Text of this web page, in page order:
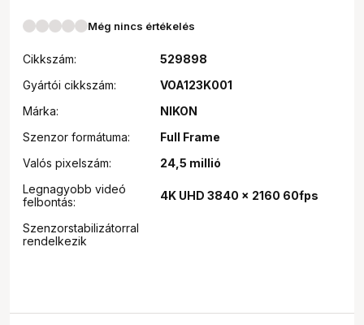
Még nincs értékelés
Cikkszám:
529898
Gyártói cikkszám:
VOA123K001
Márka:
NIKON
Szenzor formátuma:
Full Frame
Valós pixelszám:
24,5 millió
Legnagyobb videó
felbontás:
4K UHD 3840 x 2160 60fps
Szenzorstabilizátorral
rendelkezik